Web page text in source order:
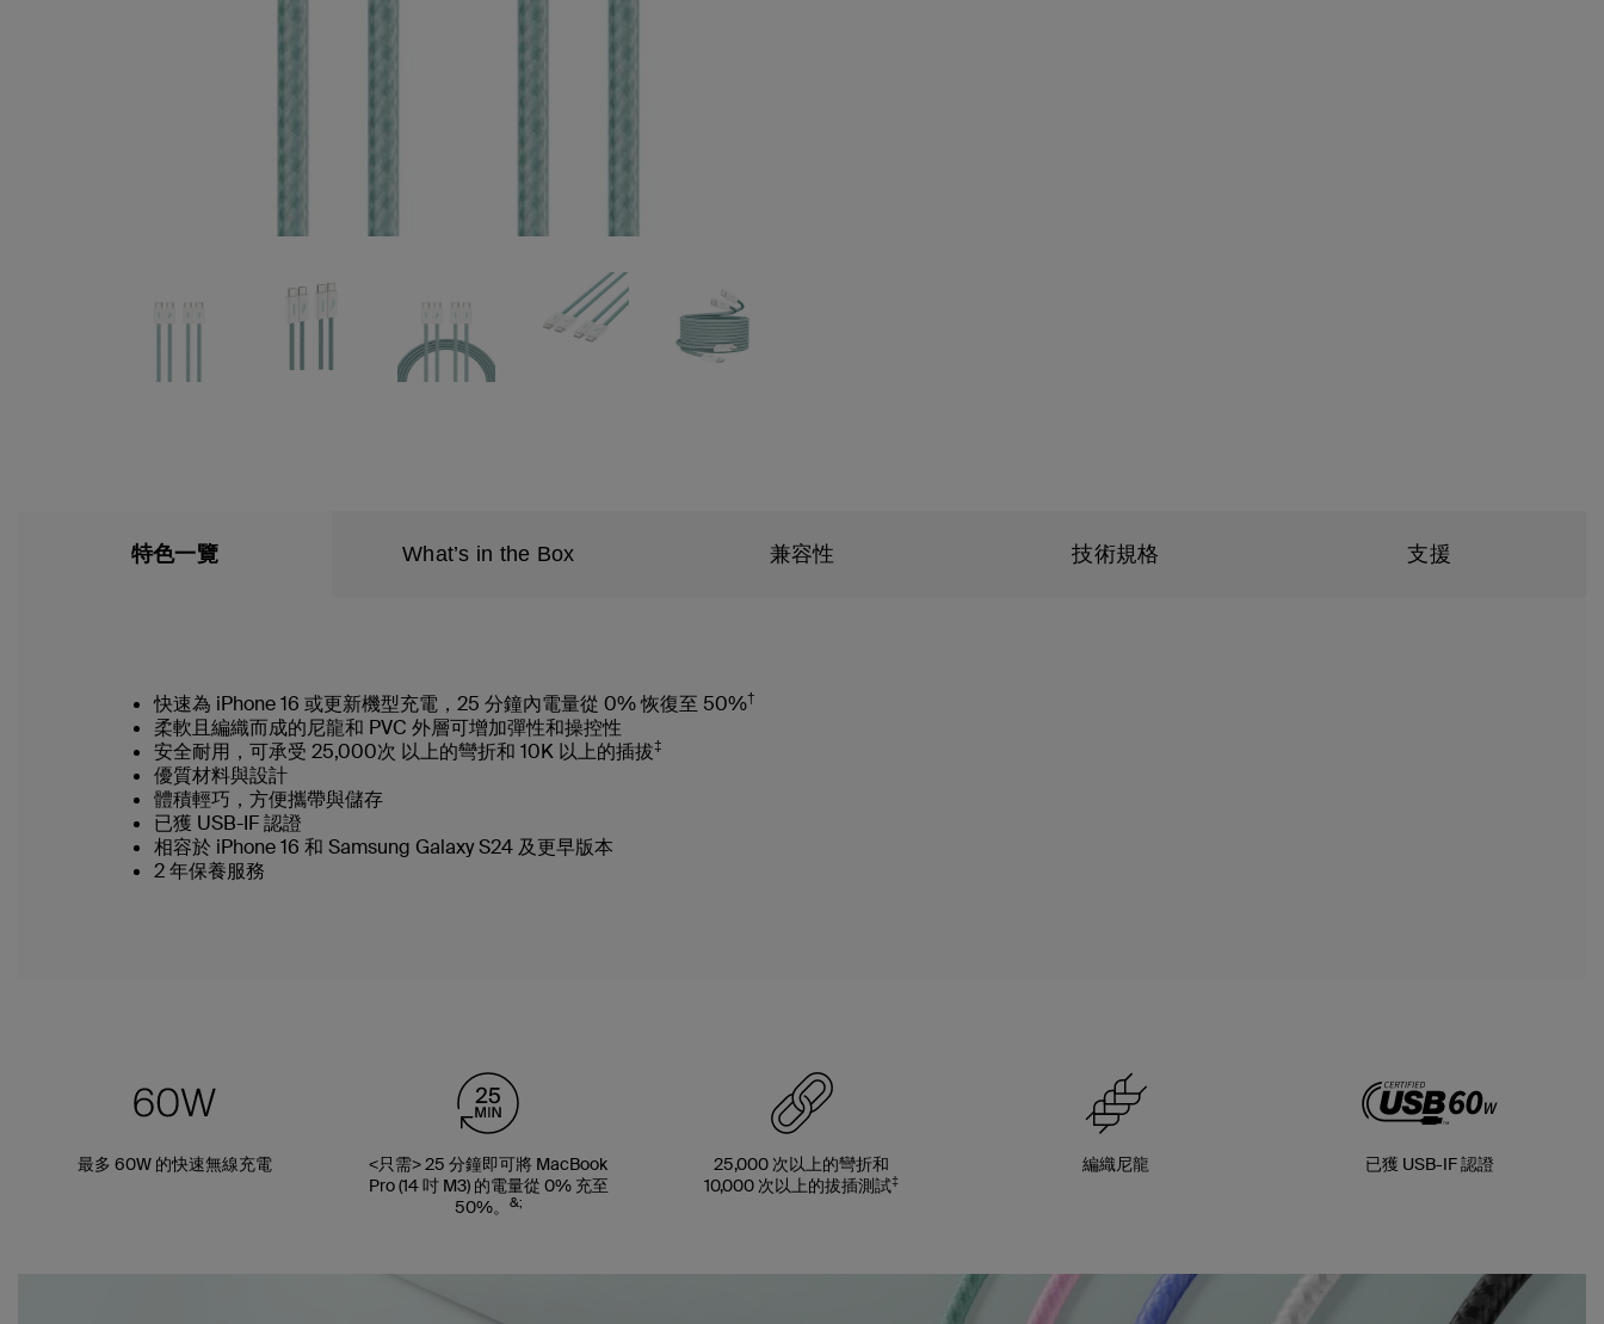
特色一覽 What’s in the Box 兼容性 技術規格 支援
快速為 iPhone 16 或更新機型充電，25 分鐘內電量從 0% 恢復至 50%†
柔軟且編織而成的尼龍和 PVC 外層可增加彈性和操控性
安全耐用，可承受 25,000次 以上的彎折和 10K 以上的插拔‡
優質材料與設計
體積輕巧，方便攜帶與儲存
已獲 USB-IF 認證
相容於 iPhone 16 和 Samsung Galaxy S24 及更早版本
2 年保養服務
最多 60W 的快速無線充電
<只需> 25 分鐘即可將 MacBook
Pro (14 吋 M3) 的電量從 0% 充至
50%。
&;
25,000 次以上的彎折和
10,000 次以上的拔插測試‡
編織尼龍 已獲 USB-IF 認證